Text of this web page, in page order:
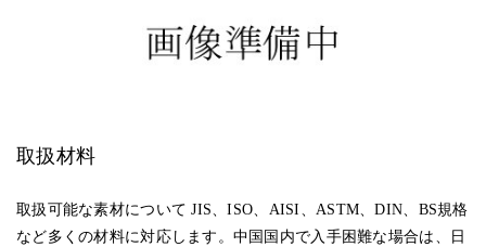
取扱材料
取扱可能な素材について JIS、ISO、AISI、ASTM、DIN、BS規格
など多くの材料に対応します。中国国内で入手困難な場合は、日